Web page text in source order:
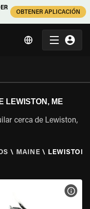
OBTENER APLICACIÓN
LEWISTON, ME
cerca de Lewiston,
\ MAINE \ LEWISTON,
VER